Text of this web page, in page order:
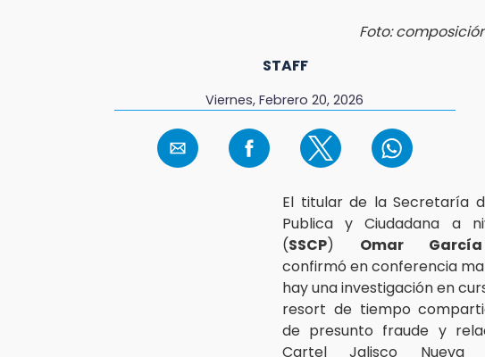
Foto:
STAFF
Viernes, Febrero 20, 2026
El titular de la Secretaría
Publica y Ciudadana a
(SSCP) Omar
confirmó en conferencia
hay una investigación en
resort de tiempo
de presunto fraude y
Cartel Jalisco Nueva